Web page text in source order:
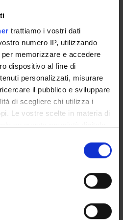
trattiamo i vostri dati
numero IP, utilizzando
memorizzare e accedere
dispositivo al fine di
personalizzati, misurare
il pubblico e sviluppare
di scegliere chi utilizza i
Le vostre scelte in materia di
consenso in qualsiasi
sui cookie o facendo clic
sulla tua posizione